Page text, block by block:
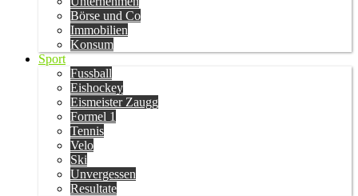
Börse und Co
Immobilien
Konsum
Sport
Fussball
Eishockey
Eismeister Zaugg
Formel 1
Tennis
Velo
Ski
Unvergessen
Resultate